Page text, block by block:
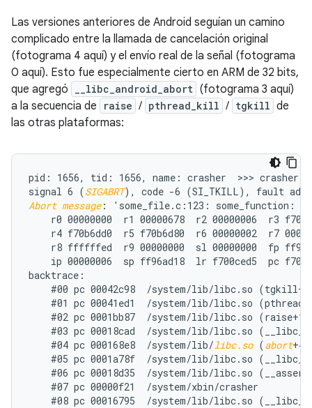
Las versiones anteriores de Android seguían un camino
complicado entre la llamada de cancelación original
(fotograma 4 aquí) y el envío real de la señal (fotograma
0 aquí). Esto fue especialmente cierto en ARM de 32 bits,
que agregó
__libc_android_abort (fotograma 3 aquí)
a la secuencia de
raise / pthread_kill / tgkill de
las otras plataformas:
pid: 1656, tid: 1656, name: crasher  >>> crasher
signal 6 (SIGABRT
Abort message: 'some_file.c:123: some_function:
r0 00000000  r1 00000678  r2 00000006  r3
r4 f70b6dd0  r5 f70b6d80  r6 00000002  r7
r8 ffffffed  r9 00000000  sl 00000000  fp
ip 00000006  sp ff96ad18  lr f700ced5  pc
backtrace:
#00 pc 00042c98  /system/lib/libc.so
#01 pc 00041ed1  /system/lib/libc.so
#02 pc 0001bb87  /system/lib/libc.so
#03 pc 00018cad  /system/lib/libc.so
    #04 pc 000168e8  /system/lib/
libc.so (abort+4)
#05 pc 0001a78f  /system/lib/libc.so
#06 pc 00018d35  /system/lib/libc.so
    #07 pc 00000f21  /system/xbin/crasher
#08 pc 00016795  /system/lib/libc.so